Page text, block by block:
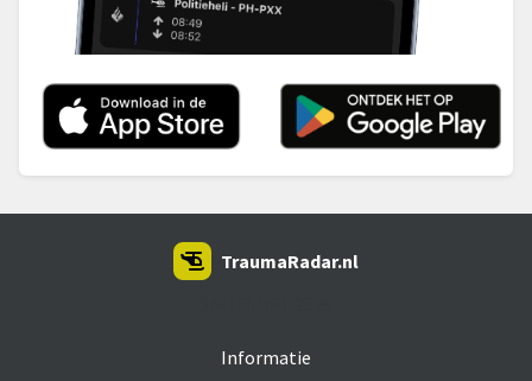
Informatie
TraumaRadar.nl